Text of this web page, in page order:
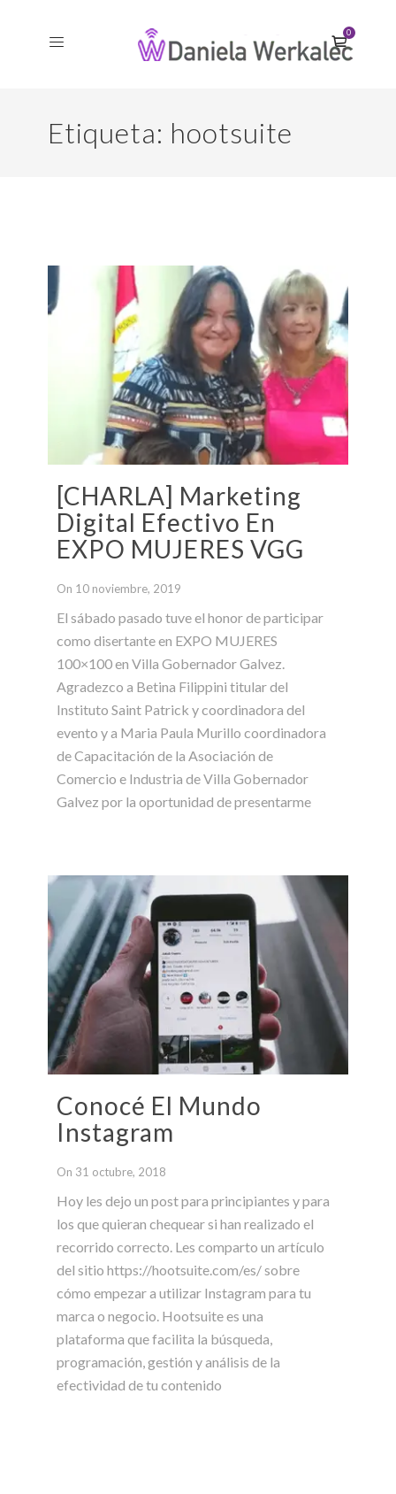
0
Etiqueta: hootsuite
[CHARLA] Marketing
Digital Efectivo En
EXPO MUJERES VGG
On 10 noviembre, 2019
El sábado pasado tuve el honor de participar
como disertante en EXPO MUJERES
100×100 en Villa Gobernador Galvez.
Agradezco a Betina Filippini titular del
Instituto Saint Patrick y coordinadora del
evento y a Maria Paula Murillo coordinadora
de Capacitación de la Asociación de
Comercio e Industria de Villa Gobernador
Galvez por la oportunidad de presentarme
Conocé El Mundo
Instagram
On 31 octubre, 2018
Hoy les dejo un post para principiantes y para
los que quieran chequear si han realizado el
recorrido correcto. Les comparto un artículo
del sitio https://hootsuite.com/es/ sobre
cómo empezar a utilizar Instagram para tu
marca o negocio. Hootsuite es una
plataforma que facilita la búsqueda,
programación, gestión y análisis de la
efectividad de tu contenido